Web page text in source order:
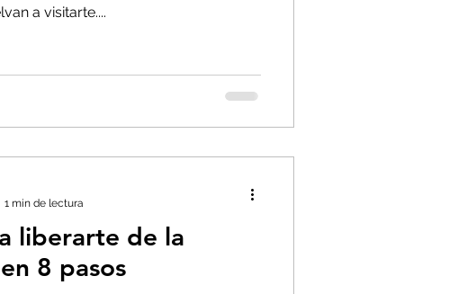
a visitarte....
liberarte de la
8 pasos
1 min de lectura